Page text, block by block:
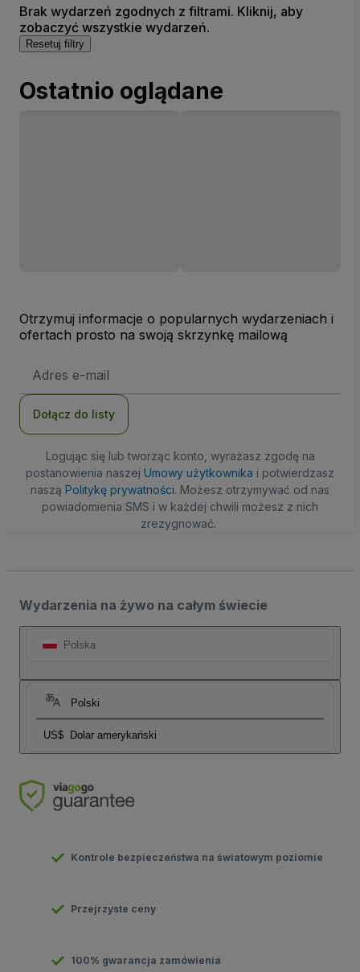
Brak wydarzeń zgodnych z filtrami. Kliknij, aby
zobaczyć wszystkie wydarzeń.
Resetuj filtry
Ostatnio oglądane
Otrzymuj informacje o popularnych wydarzeniach i
ofertach prosto na swoją skrzynkę mailową
e-
Dołącz do listy
Logując się lub tworząc konto, wyrażasz zgodę na
postanowienia naszej Umowy użytkownika i potwierdzasz
naszą Politykę prywatności. Możesz otrzymywać od nas
powiadomienia SMS i w każdej chwili możesz z nich
zrezygnować.
Wydarzenia na żywo na całym świecie
Polska
Polski
US$ Dolar amerykański
Kontrole bezpieczeństwa na światowym poziomie
Przejrzyste ceny
100% gwarancja zamówienia